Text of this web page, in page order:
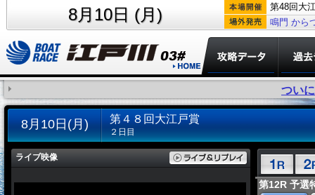
8月10日 (月)
第48回大
鳴門 から
ついに
8月10日(月) 第４８回大江戸賞
２日目
ライブ映像
第12R 予